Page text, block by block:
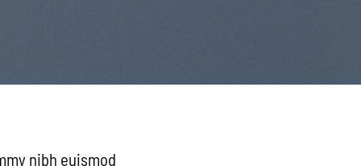
nibh euismod